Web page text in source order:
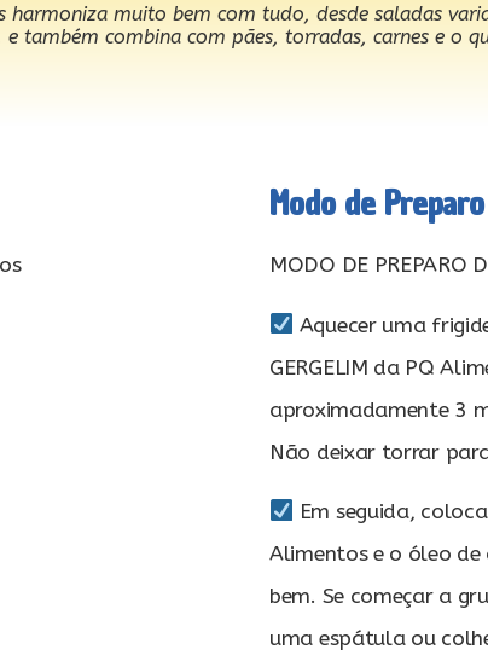
harmoniza muito bem com tudo, desde saladas
e também combina com pães, torradas, carnes e o
Modo de Preparo
MODO DE PREPARO
Aquecer uma
GERGELIM da PQ
aproximadamente 3
Não deixar torrar
Em seguida,
Alimentos e o óleo
bem. Se começar a
uma espátula ou